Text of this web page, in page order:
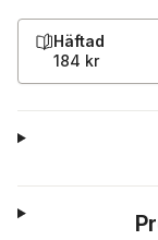
Häftad
184 kr